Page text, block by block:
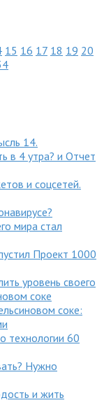
15 16 17 18 19 20
14.
в 4 утра? и Отчет
и соцсетей.
мира стал
Проект 1000
уровень своего
соке
соке:
технологии 60
Нужно
и жить